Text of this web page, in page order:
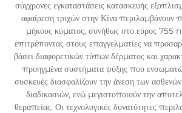
σύγχρονες εγκαταστάσεις κατασκευής
αφαίρεση τριχών στην Κίνα περιλαμβάνουν
μήκους κύματος, συνήθως στο εύρος
επιτρέποντας στους επαγγελματίες να
βάσει διαφορετικών τύπων δέρματος και
προηγμένα συστήματα ψύξης που
συσκευές διασφαλίζουν την άνεση των
διαδικασιών, ενώ μεγιστοποιούν την
θεραπείας. Οι τεχνολογικές δυνατότητες